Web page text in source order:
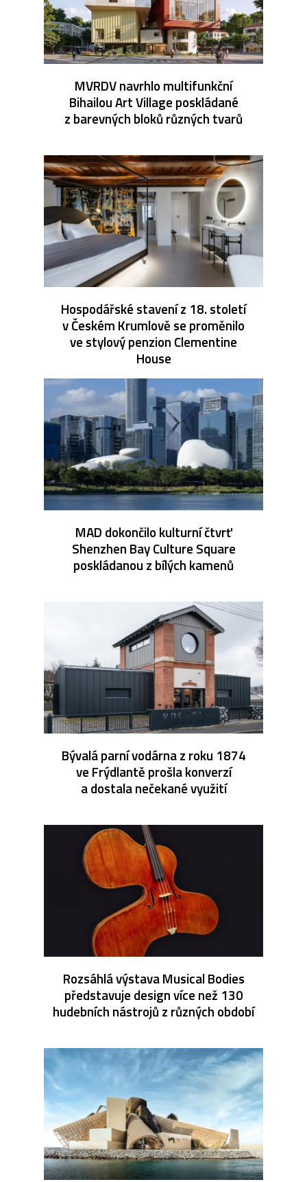
MVRDV navrhlo multifunkční
Bihailou Art Village poskládané
z barevných bloků různých tvarů
Hospodářské stavení z 18. století
v Českém Krumlově se proměnilo
ve stylový penzion Clementine
House
MAD dokončilo kulturní čtvrť
Shenzhen Bay Culture Square
poskládanou z bílých kamenů
Bývalá parní vodárna z roku 1874
ve Frýdlantě prošla konverzí
a dostala nečekané využití
Rozsáhlá výstava Musical Bodies
představuje design více než 130
hudebních nástrojů z různých období